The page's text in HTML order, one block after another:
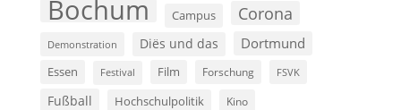
Bochum Campus Corona
Demonstration Diës und das Dortmund
Essen Festival Film Forschung FSVK
Fußball Hochschulpolitik Kino